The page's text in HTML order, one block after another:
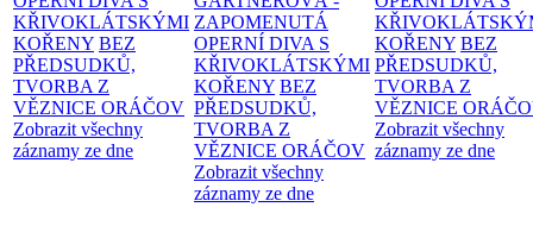
KŘIVOKLÁTSKÝMI
KOŘENY BEZ
PŘEDSUDKŮ,
TVORBA Z
VĚZNICE ORÁČOV
Zobrazit všechny
záznamy ze dne
ZAPOMENUTÁ
OPERNÍ DIVA S
KŘIVOKLÁTSKÝMI
KOŘENY BEZ
PŘEDSUDKŮ,
TVORBA Z
VĚZNICE ORÁČOV
Zobrazit všechny
záznamy ze dne
KOŘENY BEZ
PŘEDSUDKŮ,
TVORBA Z
VĚZNICE
Zobrazit všechny
záznamy ze dne